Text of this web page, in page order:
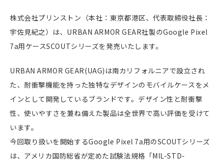
株式会社プリンストン（本社：東京都港区、代表取締役社長：
宇佐見紀之）は、URBAN ARMOR GEAR社製のGoogle Pixel
7a用ケースSCOUTシリーズを発売いたします。
URBAN ARMOR GEAR(UAG)は南カリフォルニアで設立され
た、耐衝撃機能を持った独特なデザインのモバイルケースをメ
インとして開発しているブランドです。デザイン性と耐衝撃
性、使いやすさを兼ね備えた製品は全世界で高い評価を受けて
います。
今回取り扱いを開始するGoogle Pixel 7a用のSCOUTシリーズ
は、アメリカ国防総省が定めた試験法規格「MIL-STD-